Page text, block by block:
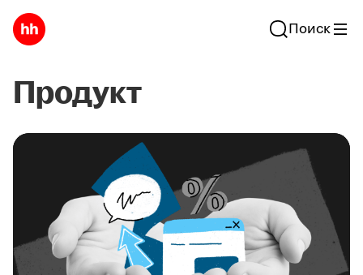
Поиск
Продукт